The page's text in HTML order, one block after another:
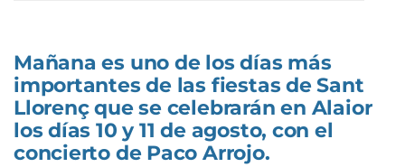
Mañana es uno de los días más
importantes de las fiestas de Sant
Llorenç que se celebrarán en Alaior
los días 10 y 11 de agosto, con el
concierto de Paco Arrojo.